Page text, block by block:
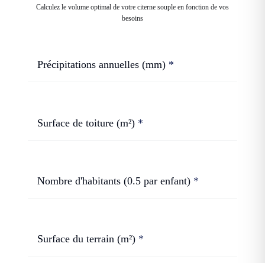
Calculez le volume optimal de votre citerne souple en fonction de vos
besoins
Précipitations annuelles (mm)
Surface de toiture (m²)
Nombre d'habitants (0.5 par enfant)
Surface du terrain (m²)